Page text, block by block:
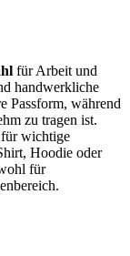
für Arbeit und
handwerkliche
Passform, während
zu tragen ist.
für wichtige
Hoodie oder
für